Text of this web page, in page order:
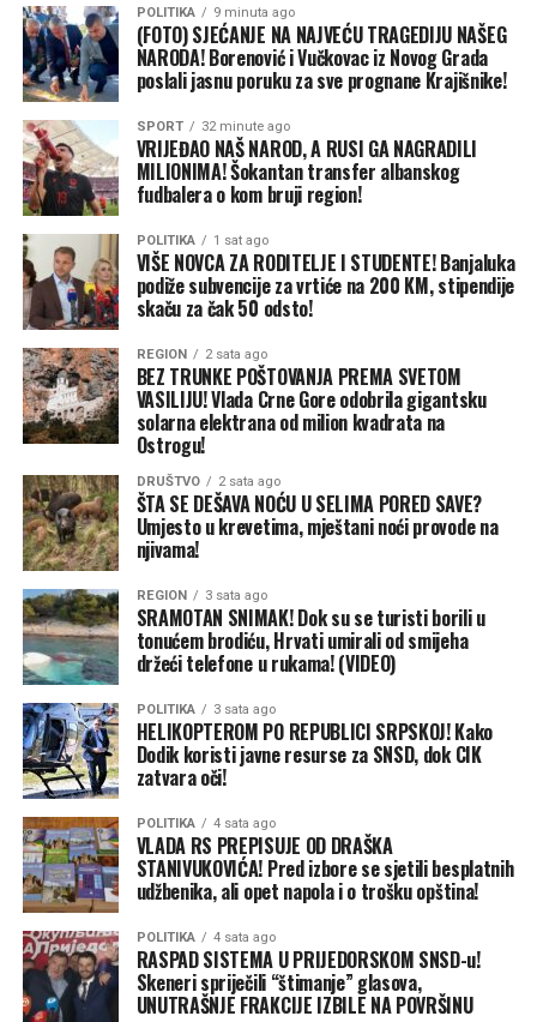
Dodala je da će uslijediti i najveće povećanje iznosa za
stipendije za učenike i studente.
Ovlašteni potpisnik u Odjeljenju za brigu o porodici i
demografiju Adriana Basara kazala je da je mjeru
sufinansiranja troškova usluge boravka djece u privatnoj
predškolskoj ustanovi Banjaluka uvela od aprila 2022.
godine.
-Do danas smo za ove namjene uložili oko 13,5 miliona
KM. Trenutno imamo potpisan ugvoro sa 36 privatnih
vrtića, a zaključno sa 31. julom imamo 3.215 korisnika
subvencija – navela je Basara.
Kada je riječ o podršci roditeljima prvačića, najavila je da
prijave počinju od ponedjeljka, 10. avgusta kada će na
zvaničnoj internet stranici Grada biti objavljeni poziv i
sva potrebna dokumentacija.
Slučaj Dodik i izostanak sankcija CIK-a
Kao najradikalniji primjer u izvještaju se ističe
postupanje Milorada Dodika, koji nesmetano koristi
javne resurse — uključujući i službeni helikopter — te u
svojstvu predsjednika SNSD-a prisustvuje otvaranjima
radova. Centralna izborna komisija (CIK) za ove slučajeve
nije izrekla sankcije.
Iz Transparensi internešnela BiH upozoravaju i na
zabranjeno korištenje prostorija javnih institucija, što
takođe nije cijenjeno kao preuranjena kampanja, kao i na
izostanak reakcije CIK-a na agresivne kampanje.
„Sve nepravilnosti koje smo upratili i prijavljivali nisu
naišle na razumijevanje CIK-a. Izgleda da je CIK spustio
prag tolerancije. Niz je nepravilnosti — SNSD je
organizovao druženje penzionera u Tesliću, sankcija nije
bilo, CIK kaže da to nije bila preuranjena izborna
kampanja“, poručuju iz Transparensi internešnela BiH.
BN
POLITIKA 9 minuta ago
(FOTO) SJEĆANJE NA NAJVEĆU TRAGEDIJU NAŠEG
NARODA! Borenović i Vučkovac iz Novog Grada
poslali jasnu poruku za sve prognane Krajišnike!
SPORT 32 minute ago
VRIJEĐAO NAŠ NAROD, A RUSI GA NAGRADILI
MILIONIMA! Šokantan transfer albanskog
fudbalera o kom bruji region!
POLITIKA 1 sat ago
VIŠE NOVCA ZA RODITELJE I STUDENTE! Banjaluka
podiže subvencije za vrtiće na 200 KM, stipendije
skaču za čak 50 odsto!
REGION 2 sata ago
BEZ TRUNKE POŠTOVANJA PREMA SVETOM
VASILIJU! Vlada Crne Gore odobrila gigantsku
solarna elektrana od milion kvadrata na
Ostrogu!
DRUŠTVO 2 sata ago
ŠTA SE DEŠAVA NOĆU U SELIMA PORED SAVE?
Umjesto u krevetima, mještani noći provode na
njivama!
REGION 3 sata ago
SRAMOTAN SNIMAK! Dok su se turisti borili u
tonućem brodiću, Hrvati umirali od smijeha
držeći telefone u rukama! (VIDEO)
POLITIKA 3 sata ago
HELIKOPTEROM PO REPUBLICI SRPSKOJ! Kako
Dodik koristi javne resurse za SNSD, dok CIK
zatvara oči!
POLITIKA 4 sata ago
VLADA RS PREPISUJE OD DRAŠKA
STANIVUKOVIĆA! Pred izbore se sjetili besplatnih
udžbenika, ali opet napola i o trošku opština!
POLITIKA 4 sata ago
RASPAD SISTEMA U PRIJEDORSKOM SNSD-u!
Skeneri spriječili “štimanje” glasova,
UNUTRAŠNJE FRAKCIJE IZBILE NA POVRŠINU